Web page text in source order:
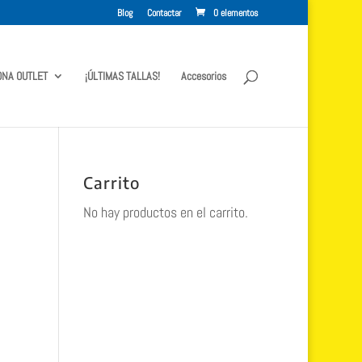
Blog Contactar 0 elementos
OUTLET ¡ÚLTIMAS TALLAS! Accesorios
Carrito
No hay productos en el carrito.